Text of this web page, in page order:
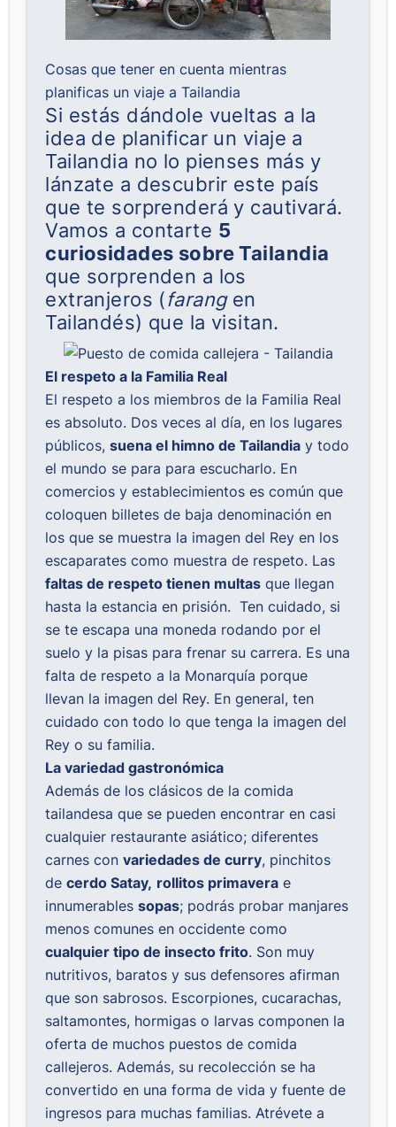
Cosas que tener en cuenta mientras
planificas un viaje a Tailandia
Si estás dándole vueltas a la
idea de planificar un viaje a
Tailandia no lo pienses más y
lánzate a descubrir este país
que te sorprenderá y cautivará.
Vamos a contarte 5
curiosidades sobre Tailandia
que sorprenden a los
extranjeros (farangen
Tailandés) que la visitan.
El respeto a la Familia Real
El respeto a los miembros de la Familia Real
es absoluto. Dos veces al día, en los lugares
públicos,suena el himno de Tailandia y todo
el mundo se para para escucharlo. En
comercios y establecimientos es común que
coloquen billetes de baja denominación en
los que se muestra la imagen del Rey en los
escaparates como muestra de respeto. Las
faltas de respeto tienen multas que llegan
hasta la estancia en prisión. Ten cuidado, si
se te escapa una moneda rodando por el
suelo y la pisas para frenar su carrera. Es una
falta de respeto a la Monarquía porque
llevan la imagen del Rey. En general, ten
cuidado con todo lo que tenga la imagen del
Rey o su familia.
La variedad gastronómica
Además de los clásicos de la comida
tailandesa que se pueden encontrar en casi
cualquier restaurante asiático; diferentes
carnes convariedades de curry, pinchitos
decerdo Satay, rollitos primavera e
innumerablessopas; podrás probar manjares
menos comunes en occidente como
cualquier tipo de insecto frito. Son muy
nutritivos, baratos y sus defensores afirman
que son sabrosos. Escorpiones, cucarachas,
saltamontes, hormigas o larvas componen la
oferta de muchos puestos de comida
callejeros. Además, su recolección se ha
convertido en una forma de vida y fuente de
ingresos para muchas familias. Atrévete a